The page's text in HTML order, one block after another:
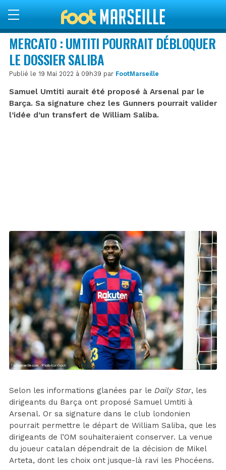
MERCATO : UMTITI POURRAIT DÉBLOQUER
LE DOSSIER SALIBA
Publié le 19 Mai 2022 à 09h39 par FootMarseille
Samuel Umtiti aurait été proposé à Arsenal par le
Barça. Sa signature chez les Gunners pourrait valider
l’idée d’un transfert de William Saliba.
Selon les informations glanées par le Daily Star, les
dirigeants du Barça ont proposé Samuel Umtiti à
Arsenal. Or sa signature dans le club londonien
pourrait permettre le départ de William Saliba, que les
dirigeants de l’OM souhaiteraient conserver. La venue
du joueur catalan dépendrait de la décision de Mikel
Arteta, dont les choix ont jusque-là ravi les Phocéens.